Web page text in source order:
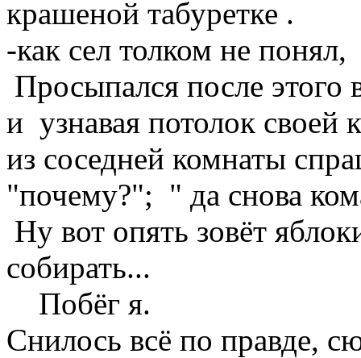
крашеной табуретке .
-как сел толком не понял,
Просыпался после этого
и узнавая потолок
из соседней комнаты
"почему?"; " да снова
Ну вот опять зовёт
собирать...
Побёг я.
Снилось всё по правде,